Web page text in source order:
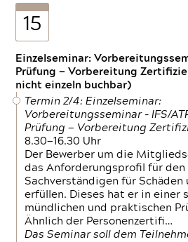
15
Einzelseminar:
Prüfung — Vorbereitung
nicht einzeln buchbar)
Termin 2/4: Einzelseminar:
Vorbereitungsseminar - IFS/
Prüfung — Vorbereitung
8.30—16.30 Uhr
Der Bewerber um die
das Anforderungsprofil für den
Sachverständigen für Schäden
erfüllen. Dieses hat er in einer
mündlichen und praktischen
Ähnlich der Personenzertifi…
Das Seminar soll dem